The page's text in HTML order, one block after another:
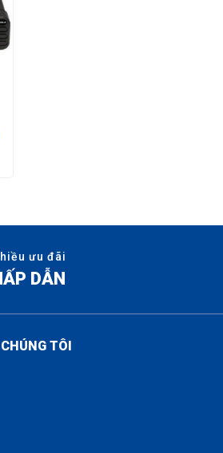
ưu đãi
DẪN
TÔI